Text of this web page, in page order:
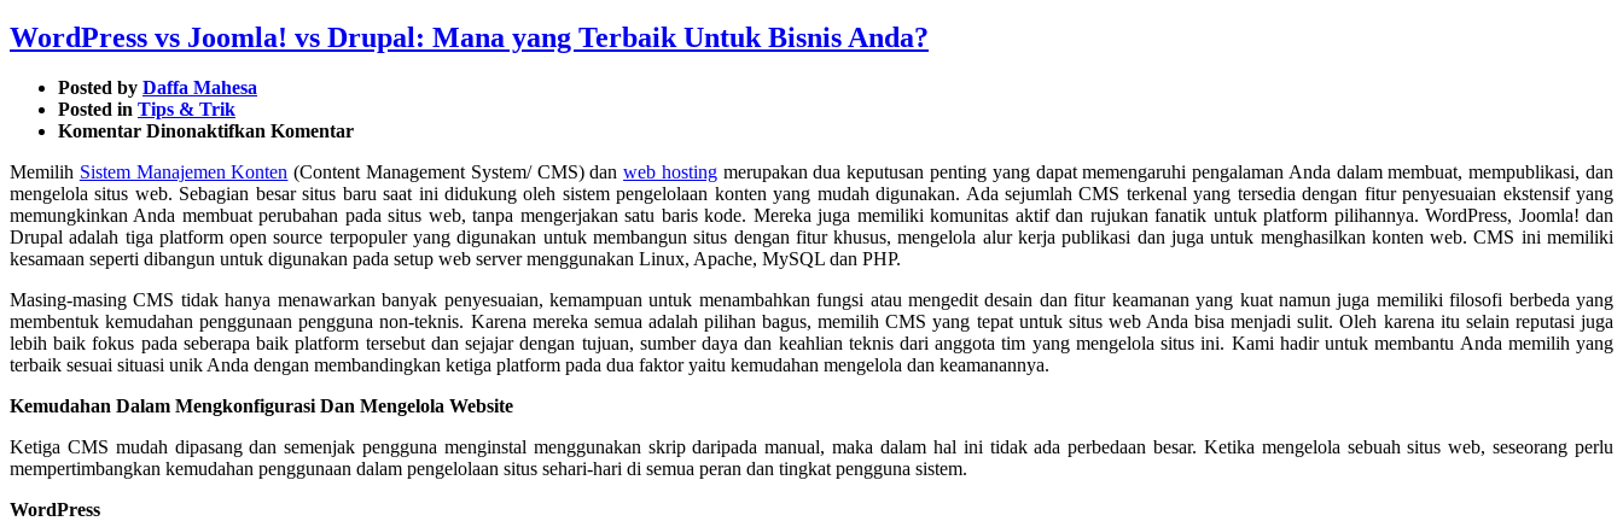
WordPress vs Joomla! vs Drupal: Mana yang Terbaik Untuk Bisnis Anda?
Posted by Daffa Mahesa
Posted in Tips & Trik
Komentar Dinonaktifkan pada
vs
Joomla!
vs
Drupal:
Mana
Terbaik
Untuk
Bisnis
Anda?
Komentar
Memilih Sistem Manajemen Konten (Content Management System/ CMS) danweb hostingmerupakan dua keputusan penting yang dapat memengaruhi pengalaman Anda dalam membuat, mempublikasi, dan
mengelola situs web. Sebagian besar situs baru saat ini didukung oleh sistem pengelolaan konten yang mudah digunakan. Ada sejumlah CMS terkenal yang tersedia dengan fitur penyesuaian ekstensif yang
memungkinkan Anda membuat perubahan pada situs web, tanpa mengerjakan satu baris kode. Mereka juga memiliki komunitas aktif dan rujukan fanatik untuk platform pilihannya. WordPress, Joomla! dan
Drupal adalah tiga platform open source terpopuler yang digunakan untuk membangun situs dengan fitur khusus, mengelola alur kerja publikasi dan juga untuk menghasilkan konten web. CMS ini memiliki
kesamaan seperti dibangun untuk digunakan pada setup web server menggunakan Linux, Apache, MySQL dan PHP.
Masing-masing CMS tidak hanya menawarkan banyak penyesuaian, kemampuan untuk menambahkan fungsi atau mengedit desain dan fitur keamanan yang kuat namun juga memiliki filosofi berbeda yang
membentuk kemudahan penggunaan pengguna non-teknis. Karena mereka semua adalah pilihan bagus, memilih CMS yang tepat untuk situs web Anda bisa menjadi sulit. Oleh karena itu selain reputasi juga
lebih baik fokus pada seberapa baik platform tersebut dan sejajar dengan tujuan, sumber daya dan keahlian teknis dari anggota tim yang mengelola situs ini. Kami hadir untuk membantu Anda memilih yang
terbaik sesuai situasi unik Anda dengan membandingkan ketiga platform pada dua faktor yaitu kemudahan mengelola dan keamanannya.
Kemudahan Dalam Mengkonfigurasi Dan Mengelola Website
Ketiga CMS mudah dipasang dan semenjak pengguna menginstal menggunakan skrip daripada manual, maka dalam hal ini tidak ada perbedaan besar. Ketika mengelola sebuah situs web, seseorang perlu
mempertimbangkan kemudahan penggunaan dalam pengelolaan situs sehari-hari di semua peran dan tingkat pengguna sistem.
WordPress